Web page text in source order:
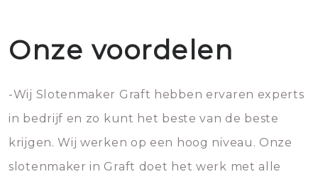
Onze voordelen
-Wij Slotenmaker Graft hebben ervaren experts
in bedrijf en zo kunt het beste van de beste
krijgen. Wij werken op een hoog niveau. Onze
slotenmaker in Graft doet het werk met alle